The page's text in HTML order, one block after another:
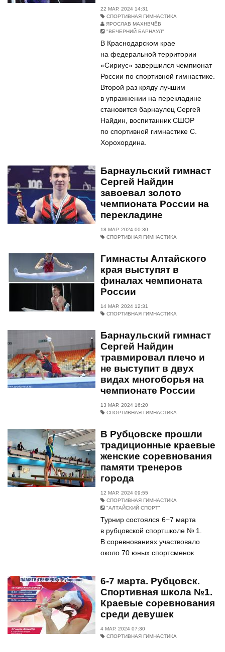
22 МАР. 2024 14:31
СПОРТИВНАЯ ГИМНАСТИКА
ЯРОСЛАВ МАХНВЧЁВ
"ВЕЧЕРНИЙ БАРНАУЛ"
В Краснодарском крае
на федеральной территории
«Сириус» завершился чемпионат
России по спортивной гимнастике.
Второй раз кряду лучшим
в упражнении на перекладине
становится барнаулец Сергей
Найдин, воспитанник СШОР
по спортивной гимнастике С.
Хорохордина.
Барнаульский гимнаст
Сергей Найдин
завоевал золото
чемпионата России на
перекладине
18 МАР. 2024 00:30
СПОРТИВНАЯ ГИМНАСТИКА
Гимнасты Алтайского
края выступят в
финалах чемпионата
России
14 МАР. 2024 12:31
СПОРТИВНАЯ ГИМНАСТИКА
Барнаульский гимнаст
Сергей Найдин
травмировал плечо и
не выступит в двух
видах многоборья на
чемпионате России
13 МАР. 2024 16:20
СПОРТИВНАЯ ГИМНАСТИКА
В Рубцовске прошли
традиционные краевые
женские соревнования
памяти тренеров
города
12 МАР. 2024 09:55
СПОРТИВНАЯ ГИМНАСТИКА
"АЛТАЙСКИЙ СПОРТ"
Турнир состоялся 6−7 марта
в рубцовской спортшколе № 1.
В соревнованиях участвовало
около 70 юных спортсменок
6-7 марта. Рубцовск.
Спортивная школа №1.
Краевые соревнования
среди девушек
4 МАР. 2024 07:30
СПОРТИВНАЯ ГИМНАСТИКА